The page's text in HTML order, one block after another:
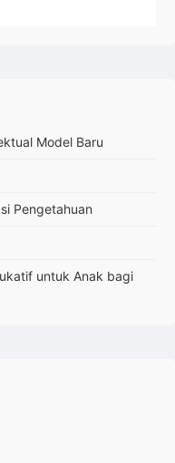
Model Baru
Pengetahuan
untuk Anak bagi